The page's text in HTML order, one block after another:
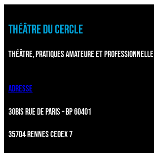
THÉÂTRE DU CERCLE
THÉÂTRE, PRATIQUES AMATEURE ET PROFESSIONNELLE
ADRESSE
30BIS RUE DE PARIS – BP 60401
35704 RENNES CEDEX 7